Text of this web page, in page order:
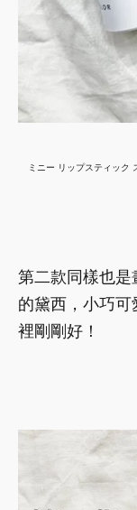
ミニー リップスティック
第二款同樣也
的黛西，小巧
裡剛剛好！